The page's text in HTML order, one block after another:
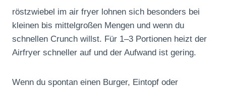
röstzwiebel im air fryer lohnen sich besonders bei
kleinen bis mittelgroßen Mengen und wenn du
schnellen Crunch willst. Für 1–3 Portionen heizt der
Airfryer schneller auf und der Aufwand ist gering.
Wenn du spontan einen Burger, Eintopf oder